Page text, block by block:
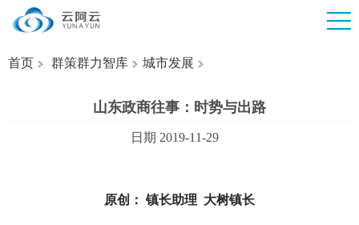
首页 群策群力智库 城市发展
山东政商往事：时势与出路
日期 2019-11-29
原创： 镇长助理 大树镇长